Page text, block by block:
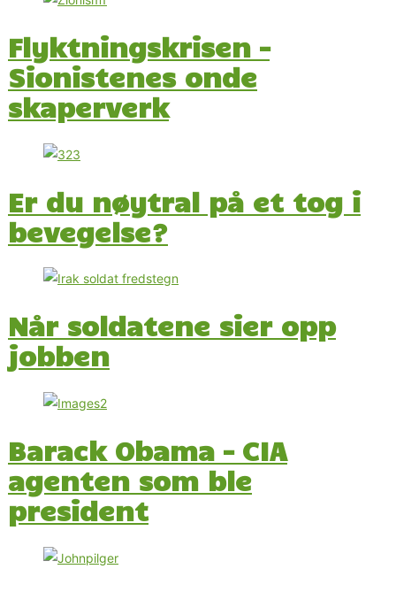
Flyktningskrisen –
Sionistenes onde
skaperverk
Er du nøytral på et tog i
bevegelse?
Når soldatene sier opp
jobben
Barack Obama – CIA
agenten som ble
president